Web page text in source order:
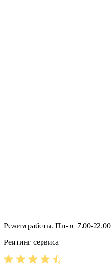
Режим работы: Пн-вс 7:00-22:00
Рейтинг сервиса